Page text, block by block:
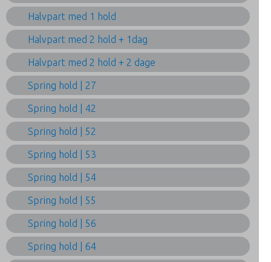
Halvpart med 1 hold
Halvpart med 2 hold + 1dag
Halvpart med 2 hold + 2 dage
Spring hold | 27
Spring hold | 42
Spring hold | 52
Spring hold | 53
Spring hold | 54
Spring hold | 55
Spring hold | 56
Spring hold | 64